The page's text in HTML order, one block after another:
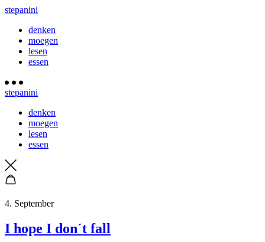
stepanini
denken
moegen
lesen
essen
stepanini
denken
moegen
lesen
essen
4. September
I hope I don´t fall